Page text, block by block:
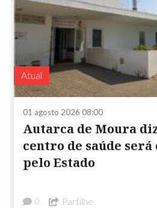
Atual
01 agosto 2026 08:00
Autarca de Moura
centro de saúde
pelo Estado
0 Partilhe